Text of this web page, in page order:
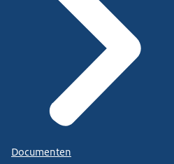
Documenten